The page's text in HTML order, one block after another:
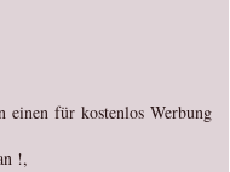
einen für kostenlos Werbung
!,